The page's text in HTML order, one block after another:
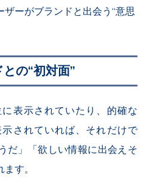
ーがブランドと出会う“意思
の“初対面”
表示されていたり、的確な
されていれば、それだけで
だ」「欲しい情報に出会えそ
す。